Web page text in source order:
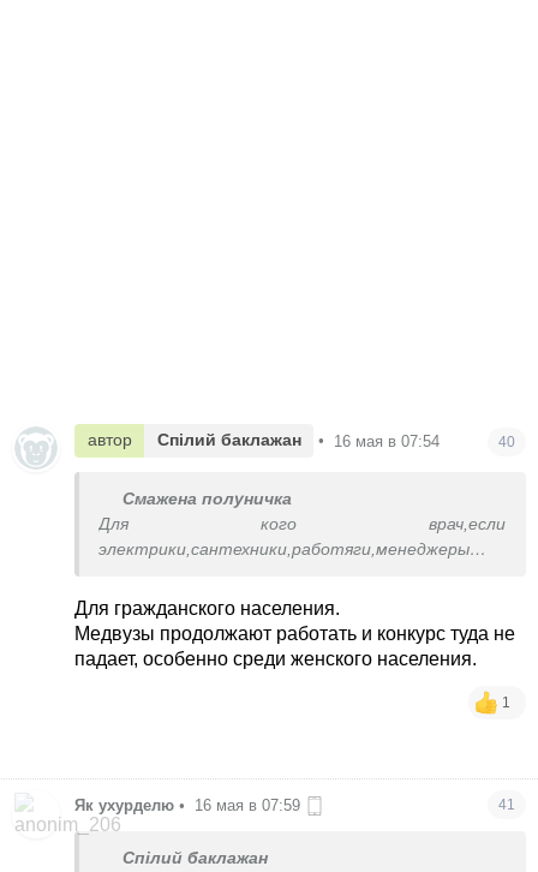
автор Спілий баклажан • 16 мая в 07:54 40
Смажена полуничка
Для кого врач,если
электрики,сантехники,работяги,менеджеры
Для гражданского населения.
Медвузы продолжают работать и конкурс туда не
падает, особенно среди женского населения.
1
Як ухурделю • 16 мая в 07:59 41
Спілий баклажан